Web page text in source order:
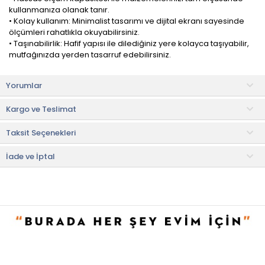
kullanmanıza olanak tanır.
• Kolay kullanım: Minimalist tasarımı ve dijital ekranı sayesinde
ölçümleri rahatlıkla okuyabilirsiniz.
• Taşınabilirlik: Hafif yapısı ile dilediğiniz yere kolayca taşıyabilir,
mutfağınızda yerden tasarruf edebilirsiniz.
• Mutfak tartısı mükemmel ölçüm hassasiyetiyle gıdaları doğru
bir şekilde tartmayı sağlar. Hassas sensörleri sayesinde gramaj
farklarını bile tespit edebilir.
Kolay Kullanım
• Kullanımı kolay bir kontrol paneline sahiptir. Tuşlarına hafifçe
dokunarak ayarlayabilir ve istenen miktarda malzeme
ölçülebilir.
• Not: Bu fiyat perakende satışlar için belirlenmiştir. Toplu alımlar
Yorumlar
Kargo ve Teslimat
Taksit Seçenekleri
İade ve İptal